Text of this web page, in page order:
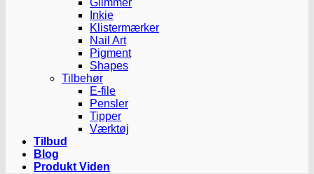
Glimmer
Inkie
Klistermærker
Nail Art
Pigment
Shapes
Tilbehør
E-file
Pensler
Tipper
Værktøj
Tilbud
Blog
Produkt Viden